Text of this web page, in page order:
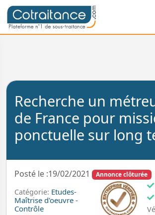
Recherche un
de France pour
ponctuelle sur long
Posté le :19/02/2021 Annonce clôturée
Catégorie: Etudes-
Maîtrise d'oeuvre -
Contrôle